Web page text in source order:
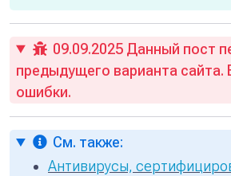
09.09.2025 Данный пост
предыдущего варианта
ошибки.
См. также:
Антивирусы,